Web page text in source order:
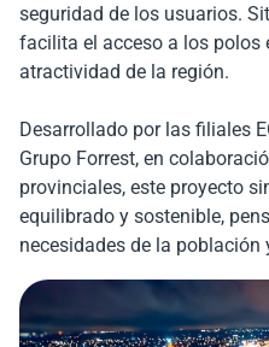
seguridad de los usuarios.
facilita el acceso a los polos
atractividad de la región.
Desarrollado por las filiales
Grupo Forrest, en
provinciales, este proyecto
equilibrado y sostenible,
necesidades de la población